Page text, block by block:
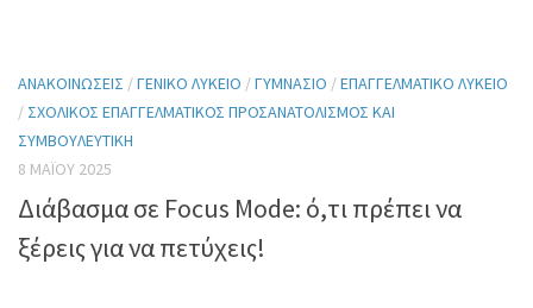
ΑΝΑΚΟΙΝΏΣΕΙΣ /ΓΕΝΙΚΌ ΛΎΚΕΙΟ /ΓΥΜΝΆΣΙΟ /ΕΠΑΓΓΕΛΜΑΤΙΚΌ ΛΎΚΕΙΟ
/ ΣΧΟΛΙΚΌΣ ΕΠΑΓΓΕΛΜΑΤΙΚΌΣ ΠΡΟΣΑΝΑΤΟΛΙΣΜΌΣ ΚΑΙ
ΣΥΜΒΟΥΛΕΥΤΙΚΉ
8 ΜΑΪ́ΟΥ 2025
Διάβασμα σε Focus Mode: ό,τι πρέπει να
ξέρεις για να πετύχεις!